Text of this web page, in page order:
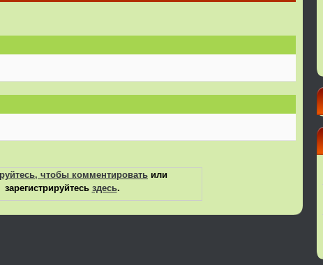
чтобы комментировать или
зарегистрируйтесь здесь.